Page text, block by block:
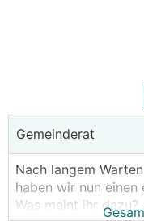
Gemeinderat
Nach langem
haben wir nun
Was meint ihr dazu?